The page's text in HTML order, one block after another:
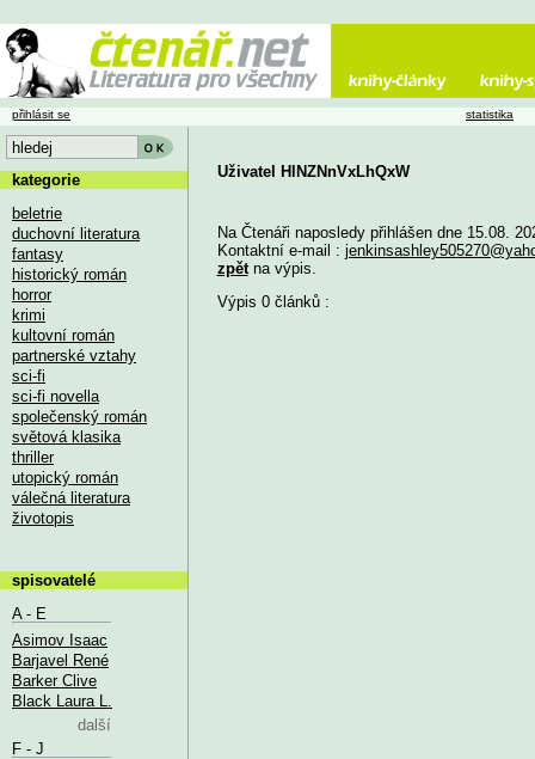
Uživatel HlNZNnVxLhQxW
Na Čtenáři naposledy přihlášen dne 15.08.
Kontaktní e-mail :
zpětna výpis.
Výpis 0 článků :
přihlásit se statistika
kategorie
beletrie
duchovní literatura
fantasy
historický román
horror
krimi
kultovní román
partnerské vztahy
sci-fi
sci-fi novella
společenský román
světová klasika
thriller
utopický román
válečná literatura
životopis
spisovatelé
A - E
Asimov Isaac
Barjavel René
Barker Clive
Black Laura L.
další
F - J